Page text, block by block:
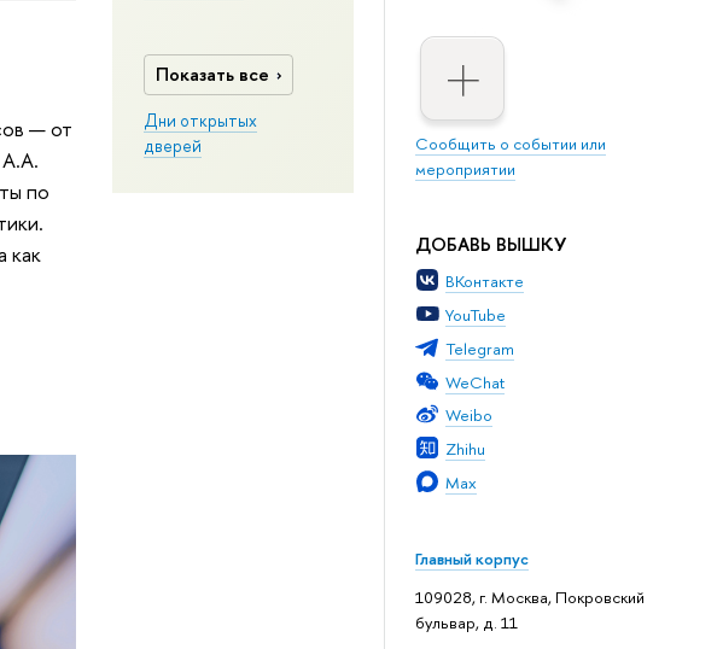
Сообщить о событии или
мероприятии
ДОБАВЬ ВЫШКУ
ВКонтакте
YouTube
Telegram
WeChat
Weibo
Zhihu
Max
Главный корпус
109028, г. Москва, Покровский
бульвар, д. 11
Показать все
Дни открытых
дверей
— от
по
как